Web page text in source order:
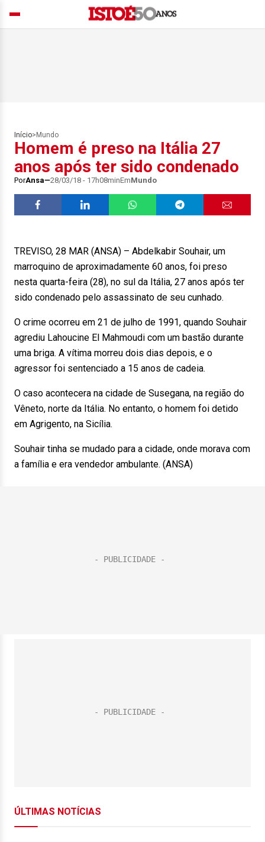
Início> Mundo
Homem é preso na Itália 27
anos após ter sido condenado
PorAnsa 28/03/18 - 17h08minEmMundo
TREVISO, 28 MAR (ANSA) – Abdelkabir Souhair, um
marroquino de aproximadamente 60 anos, foi preso
nesta quarta-feira (28), no sul da Itália, 27 anos após ter
sido condenado pelo assassinato de seu cunhado.
O crime ocorreu em 21 de julho de 1991, quando Souhair
agrediu Lahoucine El Mahmoudi com um bastão durante
uma briga. A vítima morreu dois dias depois, e o
agressor foi sentenciado a 15 anos de cadeia.
O caso acontecera na cidade de Susegana, na região do
Vêneto, norte da Itália. No entanto, o homem foi detido
em Agrigento, na Sicília.
Souhair tinha se mudado para a cidade, onde morava com
a família e era vendedor ambulante. (ANSA)